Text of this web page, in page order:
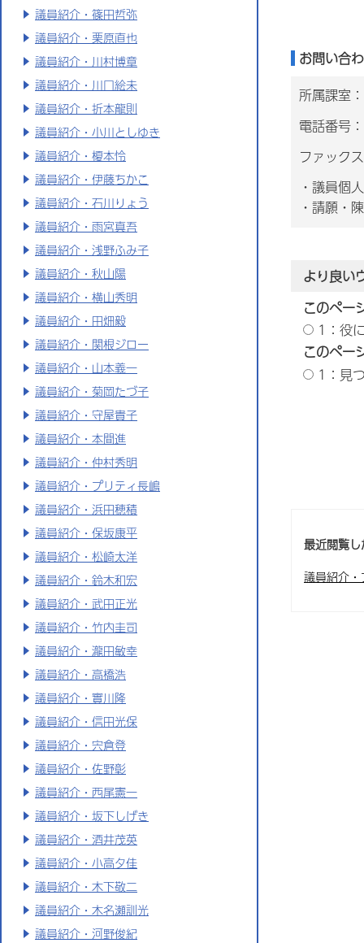
議員紹介・篠田哲弥
議員紹介・栗原直也
議員紹介・川村博章
議員紹介・川口絵未
議員紹介・折本龍則
議員紹介・小川としゆき
議員紹介・榎本怜
議員紹介・伊藤ちかこ
議員紹介・石川りょう
議員紹介・雨宮真吾
議員紹介・浅野ふみ子
議員紹介・秋山陽
議員紹介・横山秀明
議員紹介・田畑毅
議員紹介・関根ジロー
議員紹介・山本義一
議員紹介・菊岡たづ子
議員紹介・守屋貴子
議員紹介・本間進
議員紹介・仲村秀明
議員紹介・プリティ長嶋
議員紹介・浜田穂積
議員紹介・保坂康平
議員紹介・松崎太洋
議員紹介・鈴木和宏
議員紹介・武田正光
議員紹介・竹内圭司
議員紹介・瀧田敏幸
議員紹介・高橋浩
議員紹介・實川隆
議員紹介・信田光保
議員紹介・宍倉登
議員紹介・佐野彰
議員紹介・西尾憲一
議員紹介・坂下しげき
議員紹介・酒井茂英
議員紹介・小高夕佳
議員紹介・木下敬二
議員紹介・木名瀬訓光
議員紹介・河野俊紀
お問い合
所属課室：
電話番号
ファック
・議員個
・請願・
より良い
このペー
1：役
このペー
1：見
最近閲覧
議員紹介